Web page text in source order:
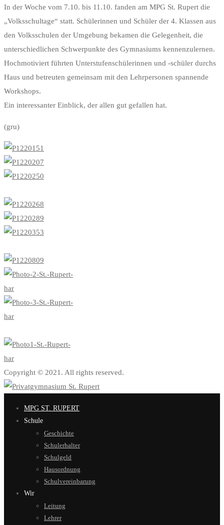
St.
Rupert
lädt
ein!
In der Woche vom 7.10. bis 11.10. fanden am MPG St. Rupert die
„Volksschultage“ statt. Schülerinnen und Schüler der 4. Klassen aus
den Volksschulen der Umgebung bekamen die Gelegenheit, die
unterschiedlichen Schwerpunkte des Gymnasiums kennenzulernen.
Hochmotiviert führten Unterstufenschülerinnen und -schüler durchs
Haus und betreuten gemeinsam mit den Lehrpersonen spannende
Workshops.
Ein interessanter Einblick, der allen gut gefallen hat.
(gru)
Copyright © 2021. All rights reserved.
MPG ST. RUPERT
Schule
Geschichte
Schulerhalter
Schulgeld
Hausordnung
Schulvereinbarung
Wir
Leitung
Lehrer